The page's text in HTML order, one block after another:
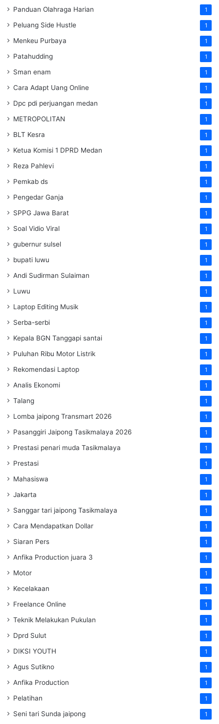
Panduan Olahraga Harian 1
Peluang Side Hustle 1
Menkeu Purbaya 1
Patahudding 1
Sman enam 1
Cara Adapt Uang Online 1
Dpc pdi perjuangan medan 1
METROPOLITAN 1
BLT Kesra 1
Ketua Komisi 1 DPRD Medan 1
Reza Pahlevi 1
Pemkab ds 1
Pengedar Ganja 1
SPPG Jawa Barat 1
Soal Vidio Viral 1
gubernur sulsel 1
bupati luwu 1
Andi Sudirman Sulaiman 1
Luwu 1
Laptop Editing Musik 1
Serba-serbi 1
Kepala BGN Tanggapi santai 1
Puluhan Ribu Motor Listrik 1
Rekomendasi Laptop 1
Analis Ekonomi 1
Talang 1
Lomba jaipong Transmart 2026 1
Pasanggiri Jaipong Tasikmalaya 2026 1
Prestasi penari muda Tasikmalaya 1
Prestasi 1
Mahasiswa 1
Jakarta 1
Sanggar tari jaipong Tasikmalaya 1
Cara Mendapatkan Dollar 1
Siaran Pers 1
Anfika Production juara 3 1
Motor 1
Kecelakaan 1
Freelance Online 1
Teknik Melakukan Pukulan 1
Dprd Sulut 1
DIKSI YOUTH 1
Agus Sutikno 1
Anfika Production 1
Pelatihan 1
Seni tari Sunda jaipong 1